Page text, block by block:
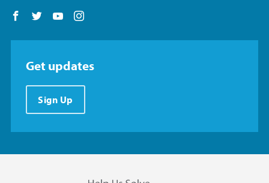
Follow us on Facebook
Follow us on Twitter
Follow us on YouTube
Get updates
Sign Up